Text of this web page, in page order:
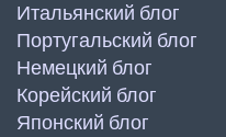
Итальянский блог
Португальский блог
Немецкий блог
Корейский блог
Японский блог